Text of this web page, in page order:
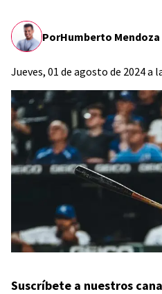
PorHumberto Mendoza
Jueves, 01 de agosto de 2024 a
Suscríbete a nuestros